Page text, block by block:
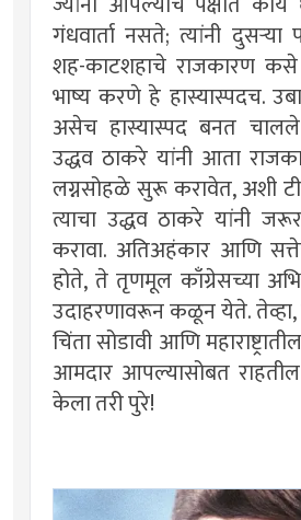
गंधवार्ता नसते; त्यांनी दुसर्‍या
शह-काटशहाचे राजकारण
भाष्य करणे हे हास्यास्पदच.
असेच हास्यास्पद बनत
उद्धव ठाकरे यांनी आता
लग्नसोहळे सुरू करावेत, अशी
त्याचा उद्धव ठाकरे यांनी जरूर
करावा. अतिअहंकार आणि
होते, ते तृणमूल काँग्रेसच्या
उदाहरणावरून कळून येते. तेव्हा,
चिंता सोडावी आणि
आमदार आपल्यासोबत राहतील
केला तरी पुरे!